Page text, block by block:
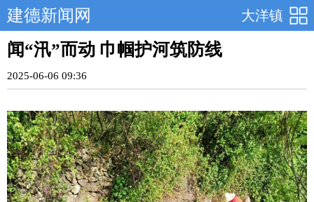
大洋镇
建德新闻网
闻“汛”而动 巾帼护河筑防线
2025-06-06 09:36